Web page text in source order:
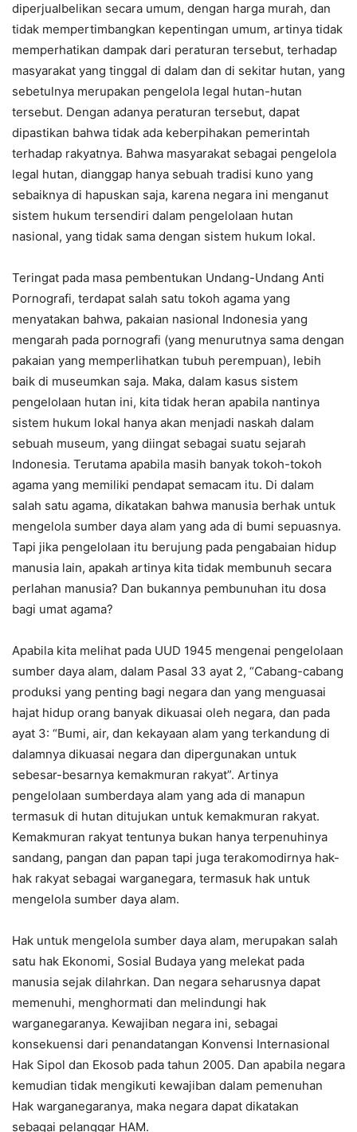
diperjualbelikan secara umum, dengan harga murah, dan
tidak mempertimbangkan kepentingan umum, artinya tidak
memperhatikan dampak dari peraturan tersebut, terhadap
masyarakat yang tinggal di dalam dan di sekitar hutan, yang
sebetulnya merupakan pengelola legal hutan-hutan
tersebut. Dengan adanya peraturan tersebut, dapat
dipastikan bahwa tidak ada keberpihakan pemerintah
terhadap rakyatnya. Bahwa masyarakat sebagai pengelola
legal hutan, dianggap hanya sebuah tradisi kuno yang
sebaiknya di hapuskan saja, karena negara ini menganut
sistem hukum tersendiri dalam pengelolaan hutan
nasional, yang tidak sama dengan sistem hukum lokal.
Teringat pada masa pembentukan Undang-Undang Anti
Pornografi, terdapat salah satu tokoh agama yang
menyatakan bahwa, pakaian nasional Indonesia yang
mengarah pada pornografi (yang menurutnya sama dengan
pakaian yang memperlihatkan tubuh perempuan), lebih
baik di museumkan saja. Maka, dalam kasus sistem
pengelolaan hutan ini, kita tidak heran apabila nantinya
sistem hukum lokal hanya akan menjadi naskah dalam
sebuah museum, yang diingat sebagai suatu sejarah
Indonesia. Terutama apabila masih banyak tokoh-tokoh
agama yang memiliki pendapat semacam itu. Di dalam
salah satu agama, dikatakan bahwa manusia berhak untuk
mengelola sumber daya alam yang ada di bumi sepuasnya.
Tapi jika pengelolaan itu berujung pada pengabaian hidup
manusia lain, apakah artinya kita tidak membunuh secara
perlahan manusia? Dan bukannya pembunuhan itu dosa
bagi umat agama?
Apabila kita melihat pada UUD 1945 mengenai pengelolaan
sumber daya alam, dalam Pasal 33 ayat 2, “Cabang-cabang
produksi yang penting bagi negara dan yang menguasai
hajat hidup orang banyak dikuasai oleh negara, dan pada
ayat 3: “Bumi, air, dan kekayaan alam yang terkandung di
dalamnya dikuasai negara dan dipergunakan untuk
sebesar-besarnya kemakmuran rakyat”. Artinya
pengelolaan sumberdaya alam yang ada di manapun
termasuk di hutan ditujukan untuk kemakmuran rakyat.
Kemakmuran rakyat tentunya bukan hanya terpenuhinya
sandang, pangan dan papan tapi juga terakomodirnya hak-
hak rakyat sebagai warganegara, termasuk hak untuk
mengelola sumber daya alam.
Hak untuk mengelola sumber daya alam, merupakan salah
satu hak Ekonomi, Sosial Budaya yang melekat pada
manusia sejak dilahrkan. Dan negara seharusnya dapat
memenuhi, menghormati dan melindungi hak
warganegaranya. Kewajiban negara ini, sebagai
konsekuensi dari penandatangan Konvensi Internasional
Hak Sipol dan Ekosob pada tahun 2005. Dan apabila negara
kemudian tidak mengikuti kewajiban dalam pemenuhan
Hak warganegaranya, maka negara dapat dikatakan
sebagai pelanggar HAM.